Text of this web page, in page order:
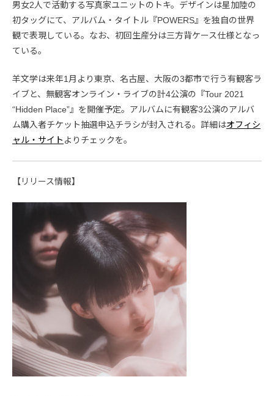
男女2人で活動する写真家ユニットのトキ。デザインは星加陸の
初タッグにて、アルバム・タイトル『POWERS』を独自の世界
観で表現している。なお、初回生産分は三方背ケース仕様となっ
ている。
羊文学は来年1月より東京、名古屋、大阪の3都市で行う有観客ラ
イブと、無観客オンライン・ライブの計4公演の『Tour 2021
“Hidden Place”』を開催予定。アルバムに有観客3公演のアルバ
ム購入者チケット抽選申込チラシが封入される。詳細はオフィシ
ャル・サイト よりチェックを。
【リリース情報】